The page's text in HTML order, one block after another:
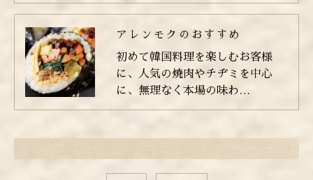
アレンモクのおすすめ
初めて韓国料理を楽しむお客様
に、人気の焼肉やチヂミを中心
に、無理なく本場の味わ…